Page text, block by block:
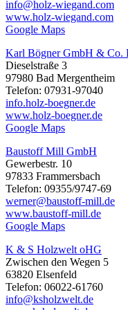
info@holz-wiegand.com
www.holz-wiegand.com
Google Maps
Karl Bögner GmbH & Co.
Dieselstraße 3
97980 Bad Mergentheim
Telefon: 07931-97040
info.holz-boegner.de
www.holz-boegner.de
Google Maps
Baustoff Mill GmbH
Gewerbestr. 10
97833 Frammersbach
Telefon: 09355/9747-69
werner@baustoff-mill.de
www.baustoff-mill.de
Google Maps
K & S Holzwelt oHG
Zwischen den Wegen 5
63820 Elsenfeld
Telefon: 06022-61760
info@ksholzwelt.de